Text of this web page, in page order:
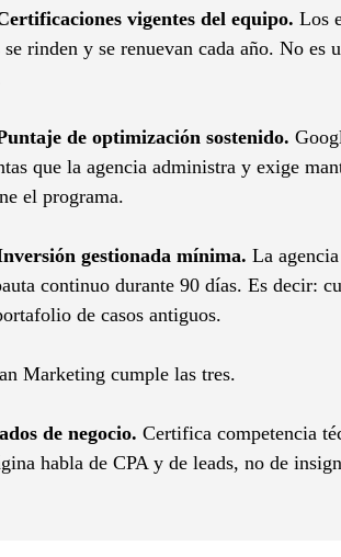
vigentes del equipo. Los
rinden y se renuevan cada año. No es
de optimización sostenido.
que la agencia administra y exige
el programa.
gestionada mínima. La
continuo durante 90 días. Es decir:
de casos antiguos.
Marketing cumple las tres.
de negocio. Certifica competencia
habla de CPA y de leads, no de